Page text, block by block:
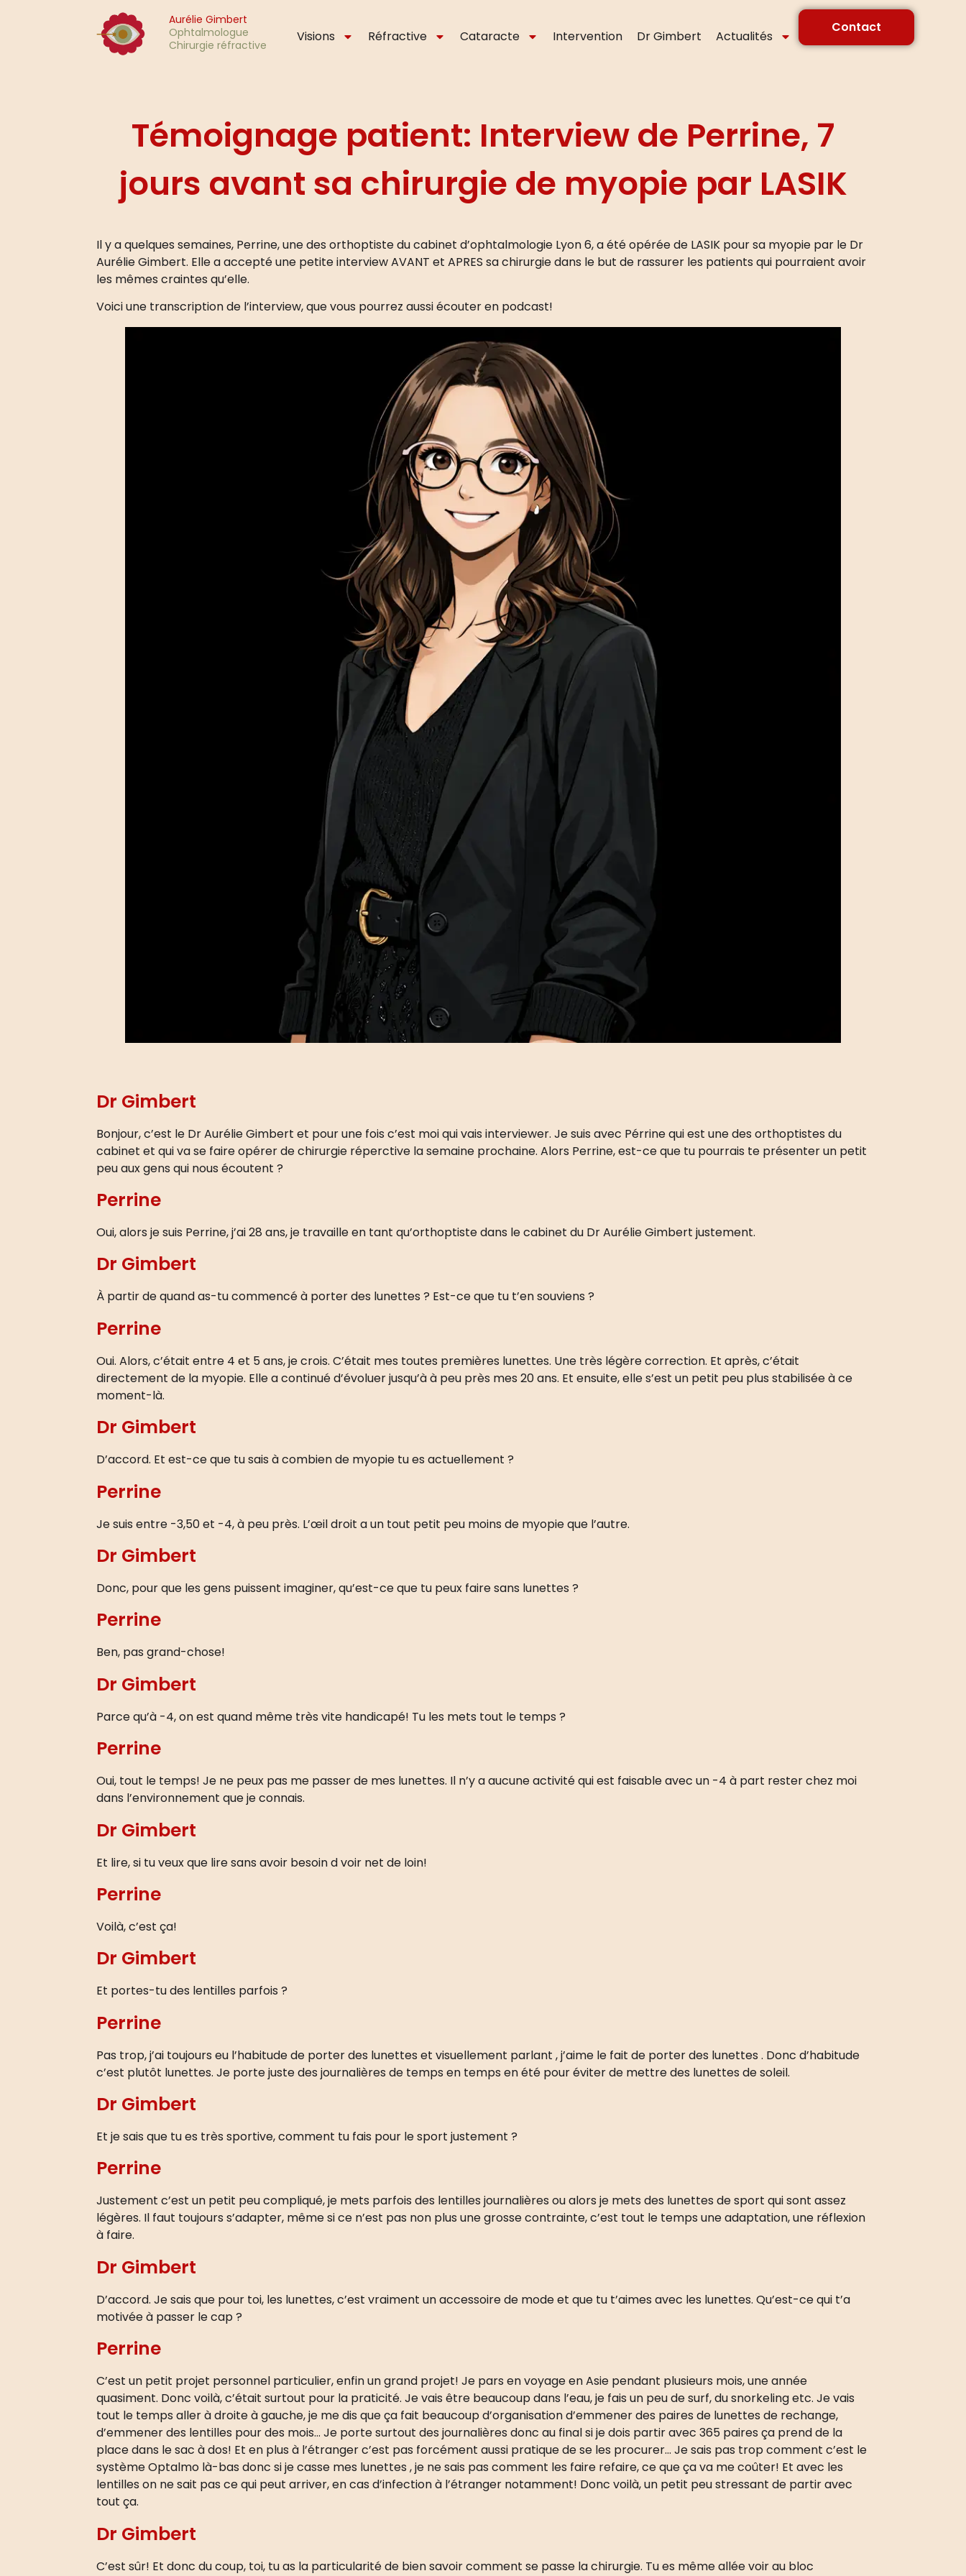
Aurélie Gimbert
Ophtalmologue
Chirurgie réfractive
Visions Réfractive Cataracte Intervention Dr Gimbert Actualités
Contact
Témoignage patient: Interview de Perrine, 7
jours avant sa chirurgie de myopie par LASIK
Il y a quelques semaines, Perrine, une des orthoptiste du cabinet d’ophtalmologie Lyon 6, a été opérée de LASIK pour sa myopie par le Dr
Aurélie Gimbert. Elle a accepté une petite interview AVANT et APRES sa chirurgie dans le but de rassurer les patients qui pourraient avoir
les mêmes craintes qu’elle.
Voici une transcription de l’interview, que vous pourrez aussi écouter en podcast!
Dr Gimbert
Bonjour, c’est le Dr Aurélie Gimbert et pour une fois c’est moi qui vais interviewer. Je suis avec Pérrine qui est une des orthoptistes du
cabinet et qui va se faire opérer de chirurgie réperctive la semaine prochaine. Alors Perrine, est-ce que tu pourrais te présenter un petit
peu aux gens qui nous écoutent ?
Perrine
Oui, alors je suis Perrine, j’ai 28 ans, je travaille en tant qu’orthoptiste dans le cabinet du Dr Aurélie Gimbert justement.
Dr Gimbert
À partir de quand as-tu commencé à porter des lunettes ? Est-ce que tu t’en souviens ?
Perrine
Oui. Alors, c’était entre 4 et 5 ans, je crois. C’était mes toutes premières lunettes. Une très légère correction. Et après, c’était
directement de la myopie. Elle a continué d’évoluer jusqu’à à peu près mes 20 ans. Et ensuite, elle s’est un petit peu plus stabilisée à ce
moment-là.
Dr Gimbert
D’accord. Et est-ce que tu sais à combien de myopie tu es actuellement ?
Perrine
Je suis entre -3,50 et -4, à peu près. L’œil droit a un tout petit peu moins de myopie que l’autre.
Dr Gimbert
Donc, pour que les gens puissent imaginer, qu’est-ce que tu peux faire sans lunettes ?
Perrine
Ben, pas grand-chose!
Dr Gimbert
Parce qu’à -4, on est quand même très vite handicapé! Tu les mets tout le temps ?
Perrine
Oui, tout le temps! Je ne peux pas me passer de mes lunettes. Il n’y a aucune activité qui est faisable avec un -4 à part rester chez moi
dans l’environnement que je connais.
Dr Gimbert
Et lire, si tu veux que lire sans avoir besoin d voir net de loin!
Perrine
Voilà, c’est ça!
Dr Gimbert
Et portes-tu des lentilles parfois ?
Perrine
Pas trop, j’ai toujours eu l’habitude de porter des lunettes et visuellement parlant , j’aime le fait de porter des lunettes . Donc d’habitude
c’est plutôt lunettes. Je porte juste des journalières de temps en temps en été pour éviter de mettre des lunettes de soleil.
Dr Gimbert
Et je sais que tu es très sportive, comment tu fais pour le sport justement ?
Perrine
Justement c’est un petit peu compliqué, je mets parfois des lentilles journalières ou alors je mets des lunettes de sport qui sont assez
légères. Il faut toujours s’adapter, même si ce n’est pas non plus une grosse contrainte, c’est tout le temps une adaptation, une réflexion
à faire.
Dr Gimbert
D’accord. Je sais que pour toi, les lunettes, c’est vraiment un accessoire de mode et que tu t’aimes avec les lunettes. Qu’est-ce qui t’a
motivée à passer le cap ?
Perrine
C’est un petit projet personnel particulier, enfin un grand projet! Je pars en voyage en Asie pendant plusieurs mois, une année
quasiment. Donc voilà, c’était surtout pour la praticité. Je vais être beaucoup dans l’eau, je fais un peu de surf, du snorkeling etc. Je vais
tout le temps aller à droite à gauche, je me dis que ça fait beaucoup d’organisation d’emmener des paires de lunettes de rechange,
d’emmener des lentilles pour des mois… Je porte surtout des journalières donc au final si je dois partir avec 365 paires ça prend de la
place dans le sac à dos! Et en plus à l’étranger c’est pas forcément aussi pratique de se les procurer… Je sais pas trop comment c’est le
système Optalmo là-bas donc si je casse mes lunettes , je ne sais pas comment les faire refaire, ce que ça va me coûter! Et avec les
lentilles on ne sait pas ce qui peut arriver, en cas d’infection à l’étranger notamment! Donc voilà, un petit peu stressant de partir avec
tout ça.
Dr Gimbert
C’est sûr! Et donc du coup, toi, tu as la particularité de bien savoir comment se passe la chirurgie. Tu es même allée voir au bloc